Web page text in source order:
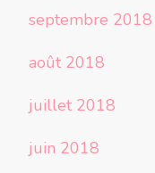
septembre 2018
août 2018
juillet 2018
juin 2018